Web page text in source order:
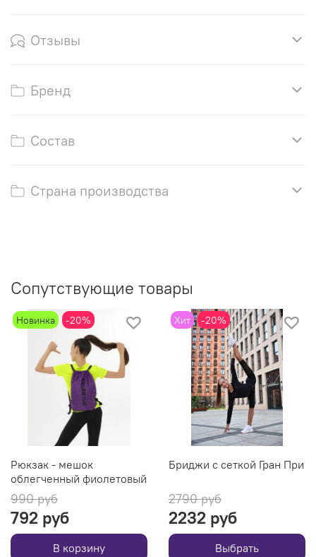
Отзывы
Бренд
Состав
Страна производства
Сопутствующие товары
Новинка -20%
Рюкзак - мешок
облегченный фиолетовый
990 руб
792 руб
В корзину
Хит -20%
Бриджи с сеткой Гран При
2790 руб
2232 руб
Выбрать